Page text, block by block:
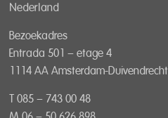
Nederland
Bezoekadres
Entrada 501 – etage 4
1114 AA Amsterdam-Duivendrecht
T 085 – 743 00 48